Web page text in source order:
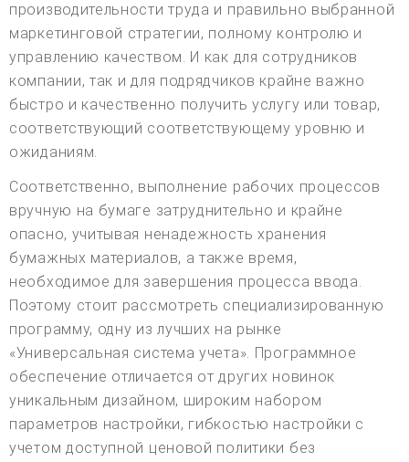
производительности труда и правильно выбранной
маркетинговой стратегии, полному контролю и
управлению качеством. И как для сотрудников
компании, так и для подрядчиков крайне важно
быстро и качественно получить услугу или товар,
соответствующий соответствующему уровню и
ожиданиям.
Соответственно, выполнение рабочих процессов
вручную на бумаге затруднительно и крайне
опасно, учитывая ненадежность хранения
бумажных материалов, а также время,
необходимое для завершения процесса ввода.
Поэтому стоит рассмотреть специализированную
программу, одну из лучших на рынке
«Универсальная система учета». Программное
обеспечение отличается от других новинок
уникальным дизайном, широким набором
параметров настройки, гибкостью настройки с
учетом доступной ценовой политики без